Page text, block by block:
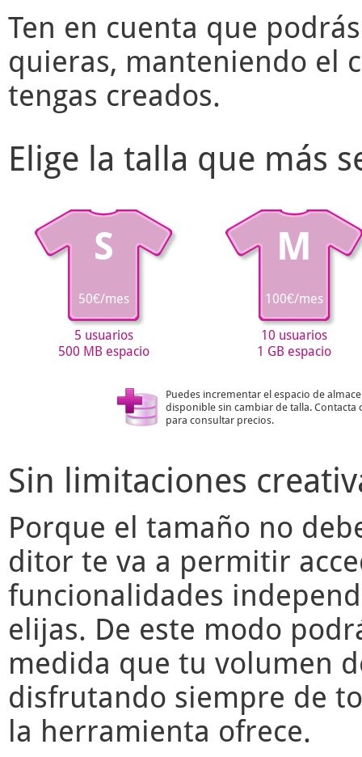
Ten en cuenta que
quieras, manteniendo el
tengas creados.
Elige la talla que más
S
50€/mes
5 usuarios
500 MB espacio
M
100€/mes
10 usuarios
1 GB espacio
Puedes incrementar el espacio de
disponible sin cambiar de talla. Contacta
para consultar precios.
Sin limitaciones
Porque el tamaño no
ditor te va a permitir
funcionalidades
elijas. De este modo
medida que tu volumen
disfrutando siempre de
la herramienta ofrece.